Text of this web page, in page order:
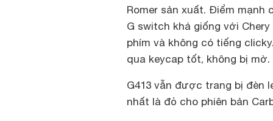
Romer sản xuất. Điểm mạnh
G switch khá giống với
phím và không có tiếng
qua keycap tốt, không bị mờ.
G413 vẫn được trang bị đèn
nhất là đỏ cho phiên bản